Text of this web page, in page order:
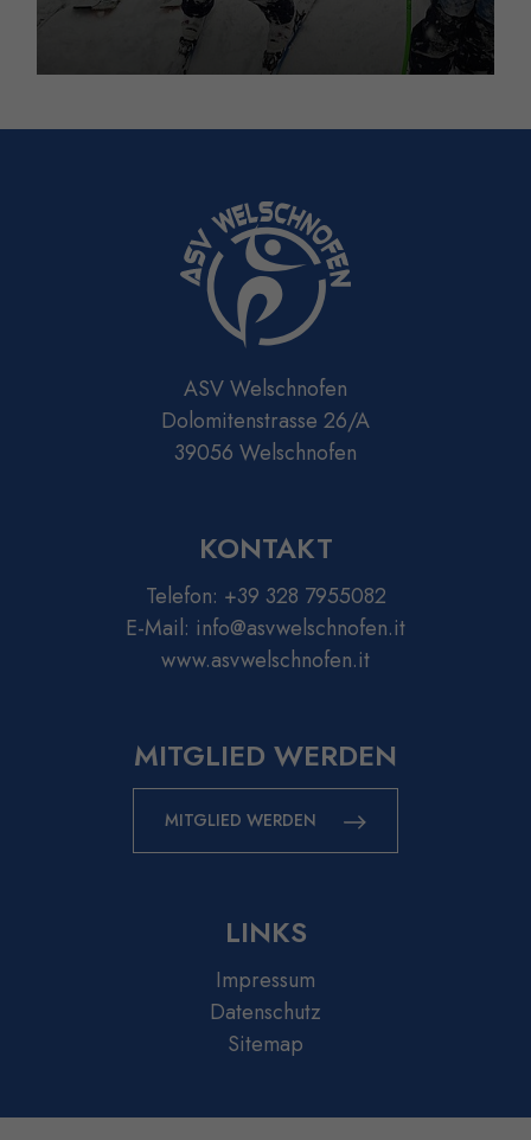
ASV Welschnofen
Dolomitenstrasse 26/A
39056 Welschnofen
KONTAKT
Telefon: +39 328 7955082
E-Mail: info@asvwelschnofen.it
www.asvwelschnofen.it
MITGLIED WERDEN
MITGLIED WERDEN
LINKS
Impressum
Datenschutz
Sitemap